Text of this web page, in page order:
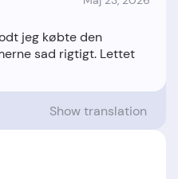
jeg købte den
sad rigtigt. Lettet
Show translation